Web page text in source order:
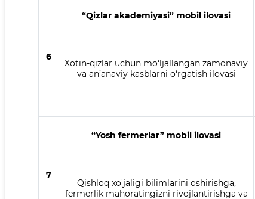
6
“Qizlar akademiyasi” mobil ilovasi
Xotin-qizlar uchun mo‘ljallangan zamonaviy
va an’anaviy kasblarni o‘rgatish ilovasi
7
“Yosh fermerlar” mobil ilovasi
Qishloq xo'jaligi bilimlarini oshirishga,
fermerlik mahoratingizni rivojlantirishga va